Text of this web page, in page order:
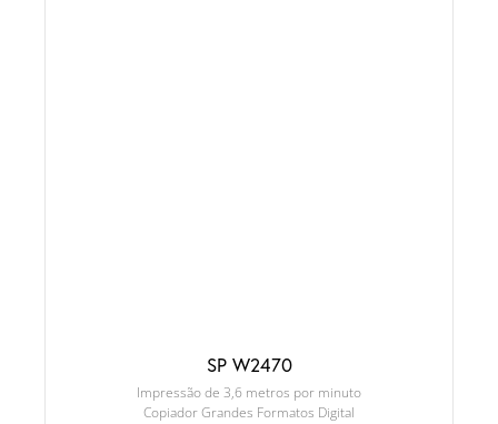
SP W2470
Impressão de 3,6 metros por minuto
Copiador Grandes Formatos Digital